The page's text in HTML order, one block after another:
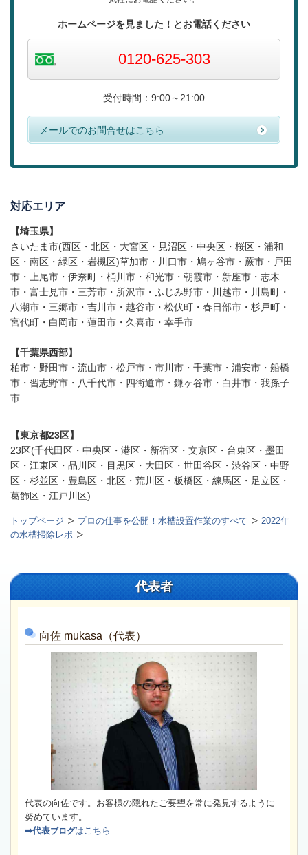
ホームページを見ました！ とお電話ください
0120-625-303
受付時間：9:00～21:00
メールでのお問合せはこちら
対応エリア
【埼玉県】
さいたま市(西区・北区・大宮区・見沼区・中央区・桜区・浦和
区・南区・緑区・岩槻区)草加市・川口市・鳩ヶ谷市・蕨市・戸田
市・上尾市・伊奈町・桶川市・和光市・朝霞市・新座市・志木
市・富士見市・三芳市・所沢市・ふじみ野市・川越市・川島町・
八潮市・三郷市・吉川市・越谷市・松伏町・春日部市・杉戸町・
宮代町・白岡市・蓮田市・久喜市・幸手市
【千葉県西部】
柏市・野田市・流山市・松戸市・市川市・千葉市・浦安市・船橋
市・習志野市・八千代市・四街道市・鎌ヶ谷市・白井市・我孫子
市
【東京都23区】
23区(千代田区・中央区・港区・新宿区・文京区・台東区・墨田
区・江東区・品川区・目黒区・大田区・世田谷区・渋谷区・中野
区・杉並区・豊島区・北区・荒川区・板橋区・練馬区・足立区・
葛飾区・江戸川区)
トップページ プロの仕事を公開！水槽設置作業のすべて
2022年
の水槽掃除レポ
代表者
向佐 mukasa（代表）
代表の向佐です。お客様の隠れたご要望を常に発見するように
努めています。
➡代表ブログはこちら